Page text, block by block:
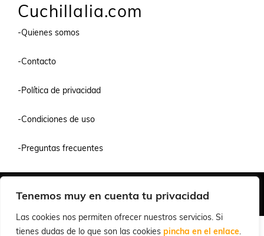
Tenemos muy en cuenta tu privacidad
Las cookies nos permiten ofrecer nuestros servicios. Si
tienes dudas de lo que son las cookies pincha en el enlace.
Cuchillalia.com
-Quienes somos
-Contacto
-Política de privacidad
-Condiciones de uso
-Preguntas frecuentes
© 2026 Cuchillalia.com